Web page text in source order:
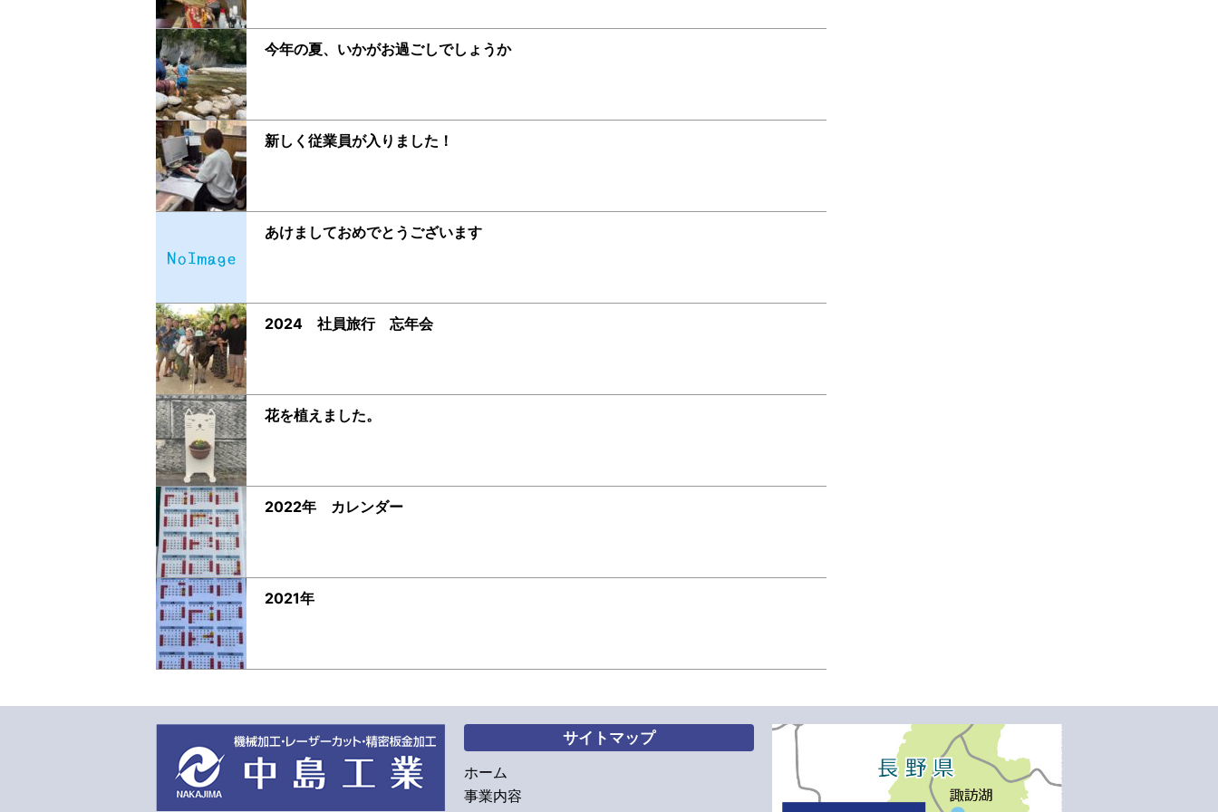
今年の夏、いかがお過ごしでしょうか
新しく従業員が入りました！
あけましておめでとうございます
2024 社員旅行 忘年会
花を植えました。
2022年 カレンダー
2021年
サイトマップ
ホーム
事業内容